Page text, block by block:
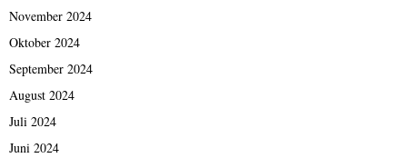
November 2024
Oktober 2024
September 2024
August 2024
Juli 2024
Juni 2024